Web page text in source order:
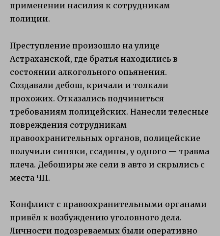
применении насилия к сотрудникам
полиции.
Преступление произошло на улице
Астраханской, где братья находились в
состоянии алкогольного опьянения.
Создавали дебош, кричали и толкали
прохожих. Отказались подчиниться
требованиям полицейских. Нанесли телесные
повреждения сотрудникам
правоохранительных органов, полицейские
получили синяки, ссадины, у одного — травма
плеча. Дебоширы же сели в авто и скрылись с
места ЧП.
Конфликт с правоохранительными органами
привёл к возбуждению уголовного дела.
Личности подозреваемых были оперативно